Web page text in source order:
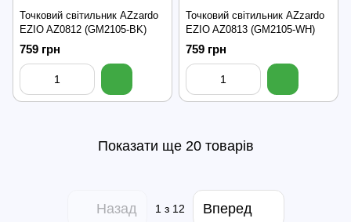
Точковий світильник AZzardo
EZIO AZ0812 (GM2105-BK)
759 грн
Точковий світильник AZzardo
EZIO AZ0813 (GM2105-WH)
759 грн
Показати ще 20 товарів
Назад 1з 12 Вперед